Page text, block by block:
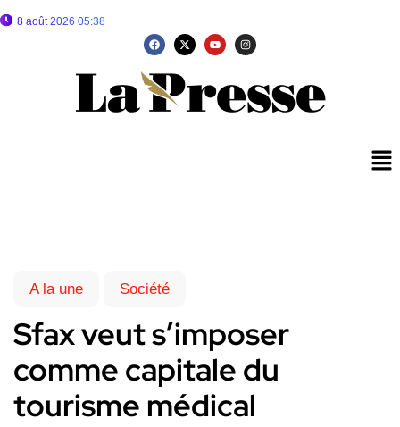
8 août 2026 05:38
A la une Société
Sfax veut s’imposer
comme capitale du
tourisme médical